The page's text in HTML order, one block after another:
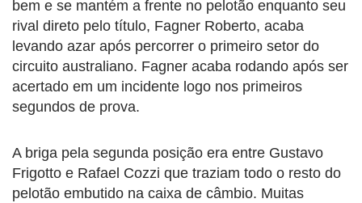
bem e se mantém a frente no pelotão enquanto seu
rival direto pelo título, Fagner Roberto, acaba
levando azar após percorrer o primeiro setor do
circuito australiano. Fagner acaba rodando após ser
acertado em um incidente logo nos primeiros
segundos de prova.
A briga pela segunda posição era entre Gustavo
Frigotto e Rafael Cozzi que traziam todo o resto do
pelotão embutido na caixa de câmbio. Muitas